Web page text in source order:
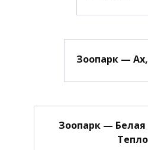
Зоопарк —
Зоопарк —
Тепло